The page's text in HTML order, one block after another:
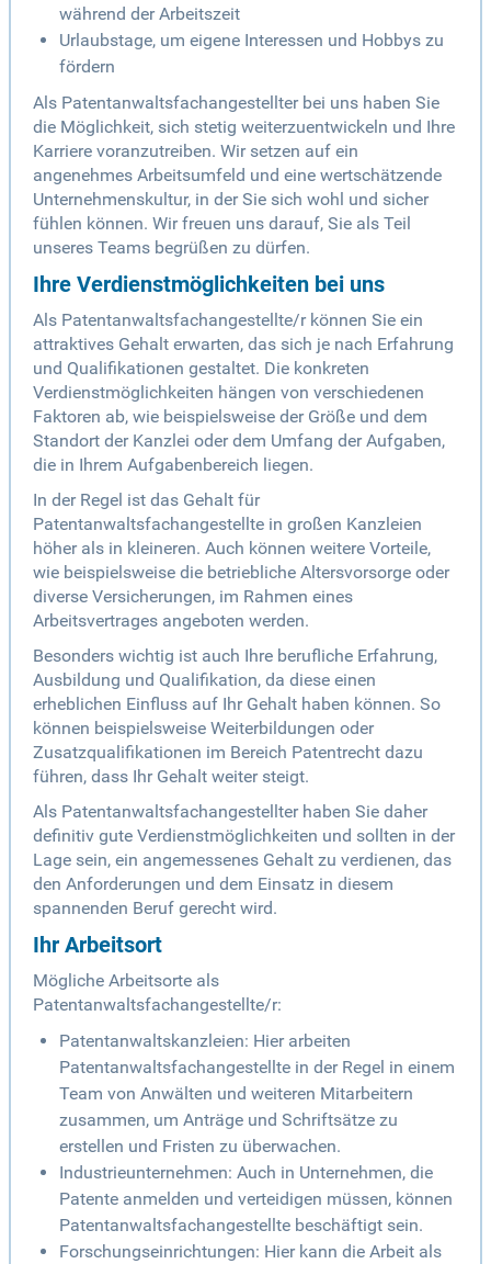
während der Arbeitszeit
Urlaubstage, um eigene Interessen und Hobbys zu
fördern
Als Patentanwaltsfachangestellter bei uns haben Sie
die Möglichkeit, sich stetig weiterzuentwickeln und Ihre
Karriere voranzutreiben. Wir setzen auf ein
angenehmes Arbeitsumfeld und eine wertschätzende
Unternehmenskultur, in der Sie sich wohl und sicher
fühlen können. Wir freuen uns darauf, Sie als Teil
unseres Teams begrüßen zu dürfen.
Ihre Verdienstmöglichkeiten bei uns
Als Patentanwaltsfachangestellte/r können Sie ein
attraktives Gehalt erwarten, das sich je nach Erfahrung
und Qualifikationen gestaltet. Die konkreten
Verdienstmöglichkeiten hängen von verschiedenen
Faktoren ab, wie beispielsweise der Größe und dem
Standort der Kanzlei oder dem Umfang der Aufgaben,
die in Ihrem Aufgabenbereich liegen.
In der Regel ist das Gehalt für
Patentanwaltsfachangestellte in großen Kanzleien
höher als in kleineren. Auch können weitere Vorteile,
wie beispielsweise die betriebliche Altersvorsorge oder
diverse Versicherungen, im Rahmen eines
Arbeitsvertrages angeboten werden.
Besonders wichtig ist auch Ihre berufliche Erfahrung,
Ausbildung und Qualifikation, da diese einen
erheblichen Einfluss auf Ihr Gehalt haben können. So
können beispielsweise Weiterbildungen oder
Zusatzqualifikationen im Bereich Patentrecht dazu
führen, dass Ihr Gehalt weiter steigt.
Als Patentanwaltsfachangestellter haben Sie daher
definitiv gute Verdienstmöglichkeiten und sollten in der
Lage sein, ein angemessenes Gehalt zu verdienen, das
den Anforderungen und dem Einsatz in diesem
spannenden Beruf gerecht wird.
Ihr Arbeitsort
Mögliche Arbeitsorte als
Patentanwaltsfachangestellte/r:
Patentanwaltskanzleien: Hier arbeiten
Patentanwaltsfachangestellte in der Regel in einem
Team von Anwälten und weiteren Mitarbeitern
zusammen, um Anträge und Schriftsätze zu
erstellen und Fristen zu überwachen.
Industrieunternehmen: Auch in Unternehmen, die
Patente anmelden und verteidigen müssen, können
Patentanwaltsfachangestellte beschäftigt sein.
Forschungseinrichtungen: Hier kann die Arbeit als